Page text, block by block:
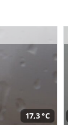
17,3 °C